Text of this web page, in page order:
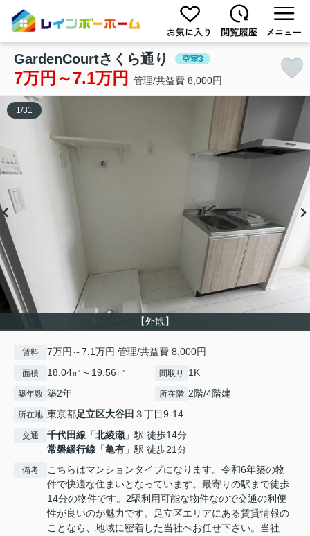
GardenCourtさくら通り 空室3
7万円～7.1万円 管理/共益費 8,000円
【外観】
1 /31
賃料 7万円～7.1万円 管理/共益費 8,000円
面積 18.04㎡～19.56㎡ 間取り 1K
築年数 築2年 所在階 2階/4階建
所在地 東京都足立区大谷田 ３丁目9-14
交通 千代田線 「北綾瀬 」駅 徒歩14分
常磐緩行線 「亀有 」駅 徒歩21分
備考
こちらはマンションタイプになります。令和6年築の物
件で快適な住まいとなっています。最寄りの駅まで徒歩
14分の物件です。2駅利用可能な物件なので交通の利便
性が良いのが魅力です。足立区エリアにある賃貸情報の
ことなら、地域に密着した当社へお任せ下さい。当社